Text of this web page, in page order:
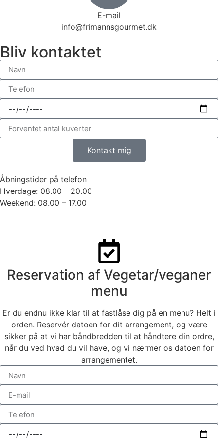
E-mail
info@frimannsgourmet.dk
Bliv kontaktet
Kontakt mig
Åbningstider på telefon
Hverdage: 08.00 – 20.00
Weekend: 08.00 – 17.00
Reservation af Vegetar/veganer
menu
Er du endnu ikke klar til at fastlåse dig på en menu? Helt i
orden. Reservér datoen for dit arrangement, og være
sikker på at vi har båndbredden til at håndtere din ordre,
når du ved hvad du vil have, og vi nærmer os datoen for
arrangementet.